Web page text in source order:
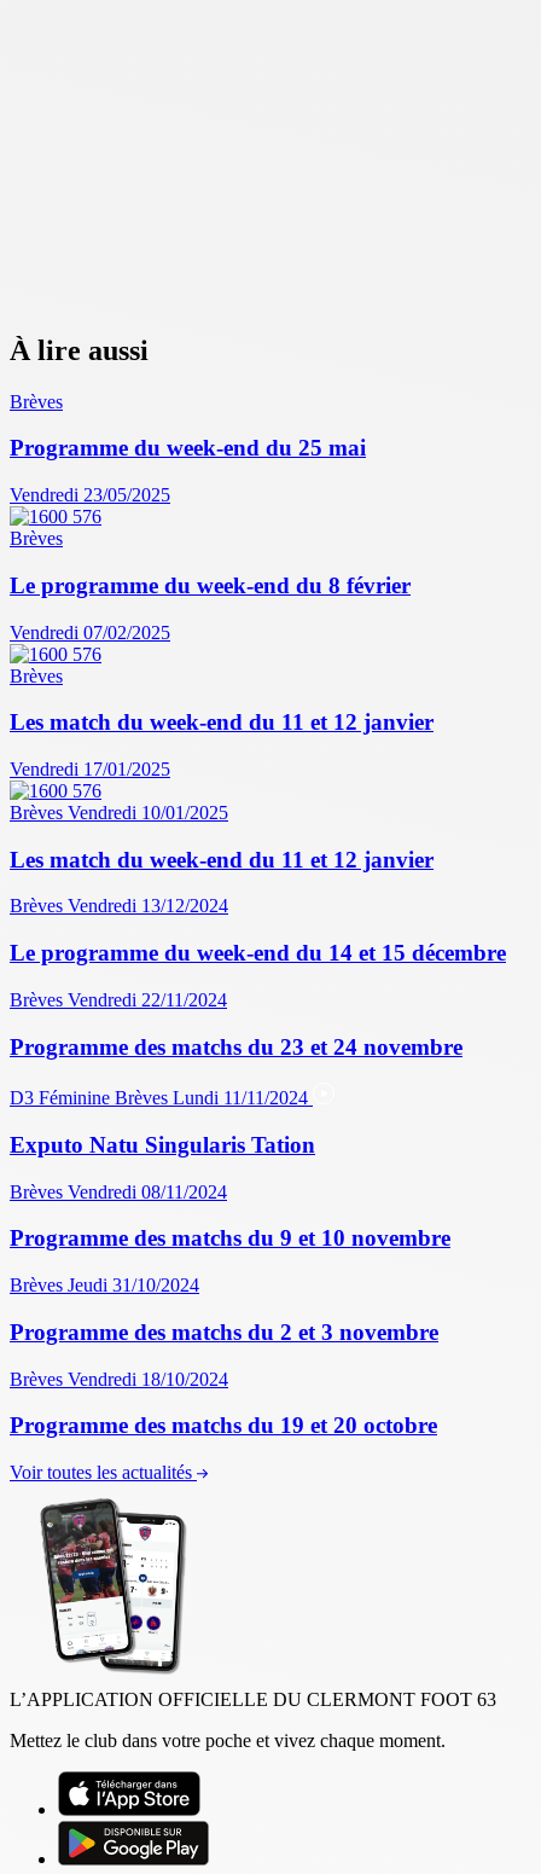
À lire aussi
Brèves
Programme du week-end du 25 mai
Vendredi 23/05/2025
Brèves
Le programme du week-end du 8 février
Vendredi 07/02/2025
Brèves
Les match du week-end du 11 et 12 janvier
Vendredi 17/01/2025
Brèves Vendredi 10/01/2025
Les match du week-end du 11 et 12 janvier
Brèves Vendredi 13/12/2024
Le programme du week-end du 14 et 15 décembre
Brèves Vendredi 22/11/2024
Programme des matchs du 23 et 24 novembre
D3 Féminine Brèves Lundi 11/11/2024
Exputo Natu Singularis Tation
Brèves Vendredi 08/11/2024
Programme des matchs du 9 et 10 novembre
Brèves Jeudi 31/10/2024
Programme des matchs du 2 et 3 novembre
Brèves Vendredi 18/10/2024
Programme des matchs du 19 et 20 octobre
Voir toutes les actualités
L’APPLICATION OFFICIELLE DU CLERMONT FOOT 63
Mettez le club dans votre poche et vivez chaque moment.